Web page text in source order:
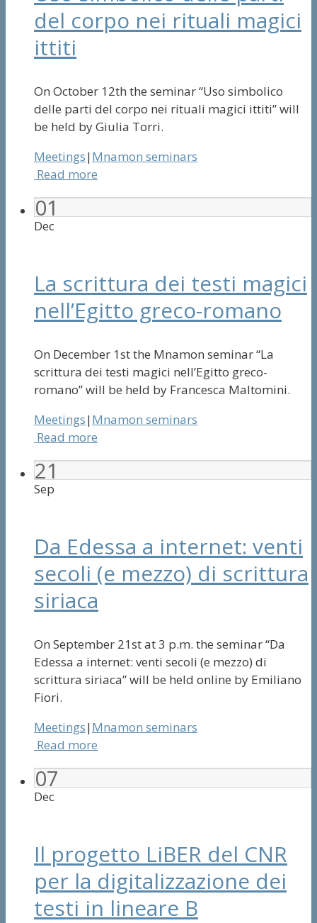
del corpo nei rituali magici
ittiti
On October 12th the seminar “Uso simbolico
delle parti del corpo nei rituali magici ittiti” will
be held by Giulia Torri.
Meetings|Mnamon seminars
Read more
01
Dec
La scrittura dei testi magici
nell’Egitto greco-romano
On December 1st the Mnamon seminar “La
scrittura dei testi magici nell’Egitto greco-
romano” will be held by Francesca Maltomini.
Meetings|Mnamon seminars
Read more
21
Sep
Da Edessa a internet: venti
secoli (e mezzo) di scrittura
siriaca
On September 21st at 3 p.m. the seminar “Da
Edessa a internet: venti secoli (e mezzo) di
scrittura siriaca” will be held online by Emiliano
Fiori.
Meetings|Mnamon seminars
Read more
07
Dec
Il progetto LiBER del CNR
per la digitalizzazione dei
testi in lineare B